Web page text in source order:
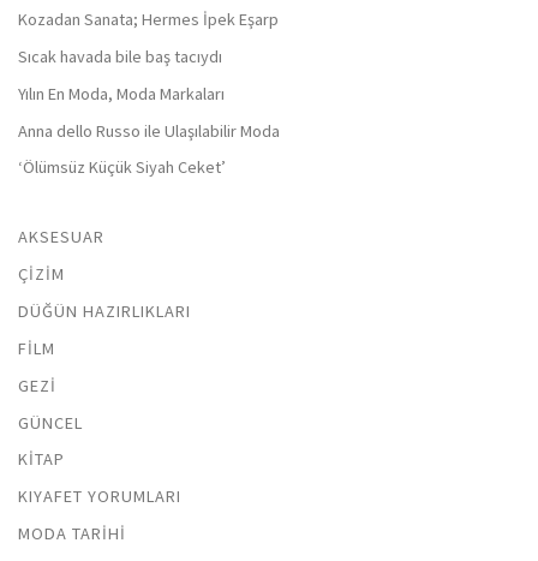
Kozadan Sanata; Hermes İpek Eşarp
Sıcak havada bile baş tacıydı
Yılın En Moda, Moda Markaları
Anna dello Russo ile Ulaşılabilir Moda
‘Ölümsüz Küçük Siyah Ceket’
AKSESUAR
ÇIZIM
DÜĞÜN HAZIRLIKLARI
FILM
GEZI
GÜNCEL
KITAP
KIYAFET YORUMLARI
MODA TARIHI